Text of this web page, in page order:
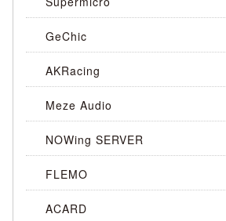
GeChic
AKRacing
Meze Audio
NOWing SERVER
FLEMO
ACARD